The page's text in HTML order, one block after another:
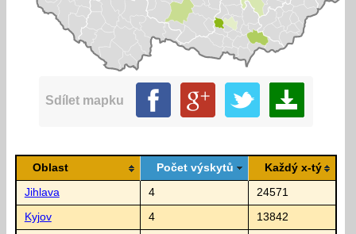
Sdílet mapku
Oblast Počet výskytů Každý x-tý
Jihlava 4 24571
Kyjov 4 13842